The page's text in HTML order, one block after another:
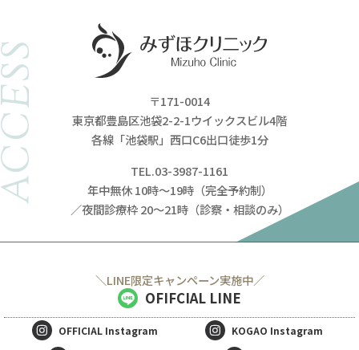
〒171-0014
東京都豊島区池袋2-2-1ウイックスビル4階
各線「池袋駅」西口C6出口徒歩1分
TEL.03-3987-1161
年中無休 10時～19時（完全予約制）
／夜間診療枠 20～21時（診察・相談のみ）
＼LINE限定キャンペーン実施中／
OFIFCIAL LINE
OFFICIAL Instagram KOGAO Instagram
無料
相談
電話
予約
LINE
予約
Web
予約